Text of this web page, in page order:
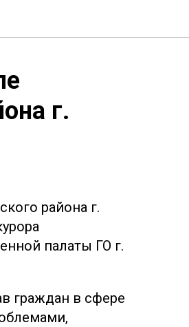
г.
района г.
палаты ГО г.
граждан в сфере